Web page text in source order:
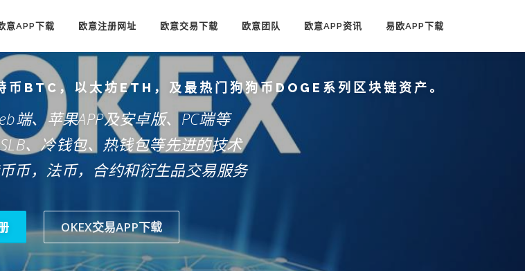
意APP下载 欧意注册网址 欧意交易下载 欧意团队 欧意APP资讯 易欧APP下载
BTC，以太坊ETH，及最热门狗狗币DOGE系列区块链资产。
端、苹果APP及安卓版、PC端等
、冷钱包、热钱包等先进的技术
币，法币，合约和衍生品交易服务
OKEX交易APP下载